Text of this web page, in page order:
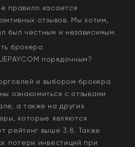
правило касается
отзывов. Мы хотим,
был честным и независимым.
брокера
порядочным?
и выбором брокера
ознакомиться с отзывами
а также на других
которые являются
рейтинг выше 3.8. Также
потери инвестиций при